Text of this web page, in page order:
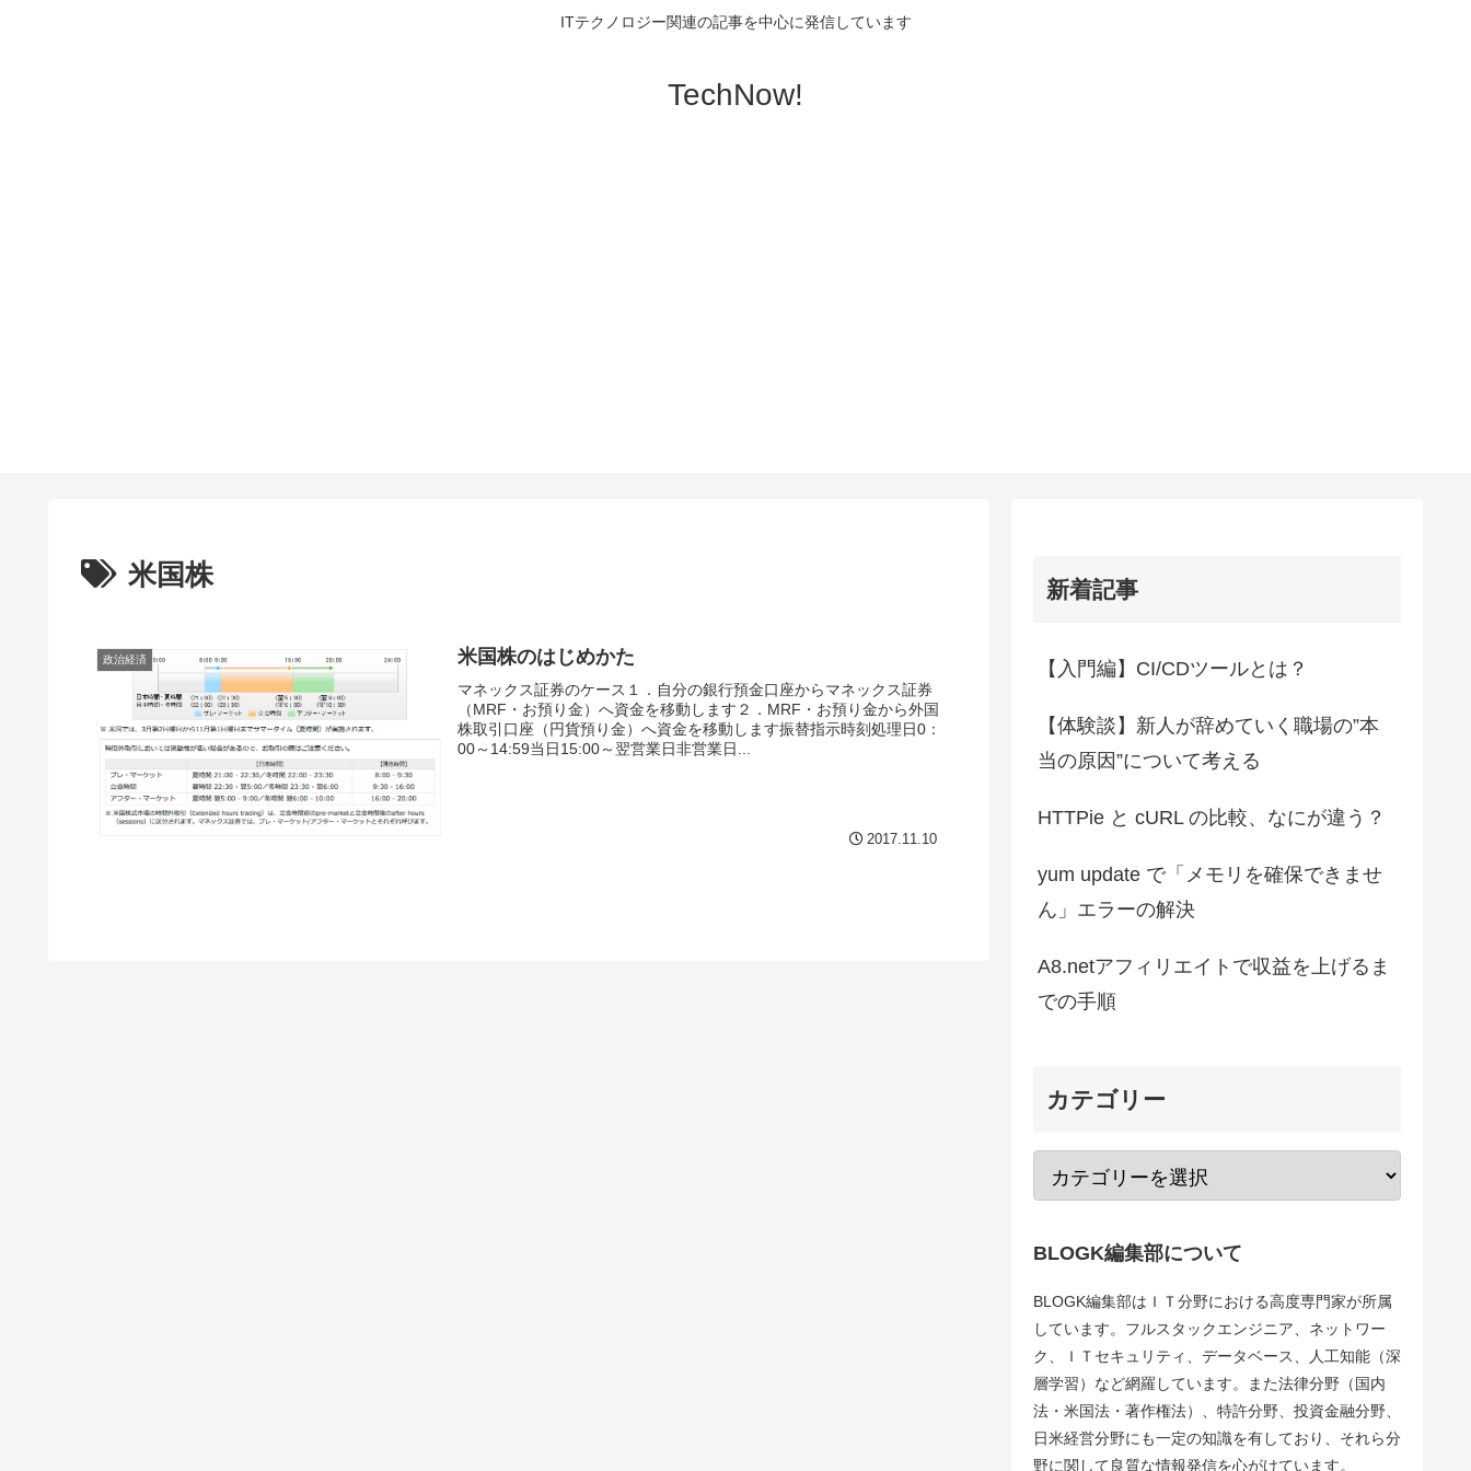
ITテクノロジー関連の記事を中心に発信しています
TechNow!
米国株
政治経済 米国株のはじめかた
マネックス証券のケース１．自分の銀行預金口座からマネックス証券
（MRF・お預り金）へ資金を移動します２．MRF・お預り金から外国
株取引口座（円貨預り金）へ資金を移動します振替指示時刻処理日0：
00～14:59当日15:00～翌営業日非営業日...
2017.11.10
新着記事
【入門編】CI/CDツールとは？
【体験談】新人が辞めていく職場の”本
当の原因”について考える
HTTPie と cURL の比較、なにが違う？
yum update で「メモリを確保できませ
ん」エラーの解決
A8.netアフィリエイトで収益を上げるま
での手順
カテゴリー
BLOGK編集部について
BLOGK編集部はＩＴ分野における高度専門家が所属
しています。フルスタックエンジニア、ネットワー
ク、ＩＴセキュリティ、データベース、人工知能（深
層学習）など網羅しています。また法律分野（国内
法・米国法・著作権法）、特許分野、投資金融分野、
日米経営分野にも一定の知識を有しており、それら分
野に関して良質な情報発信を心がけています。